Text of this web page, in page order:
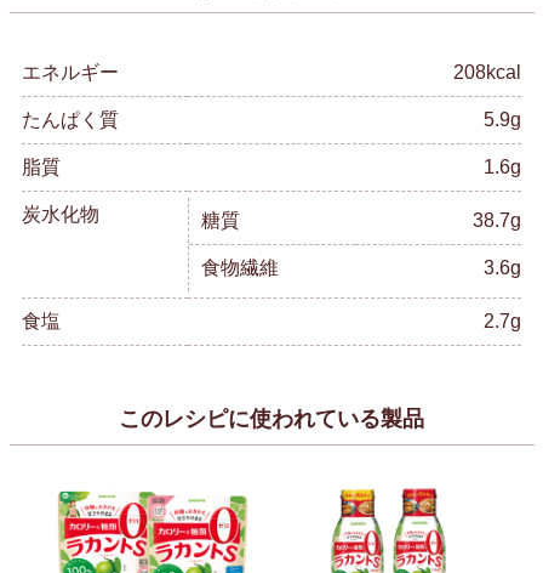
エネルギー 208kcal
たんぱく質 5.9g
脂質 1.6g
炭水化物 糖質 38.7g
食物繊維 3.6g
食塩 2.7g
このレシピに使われている製品